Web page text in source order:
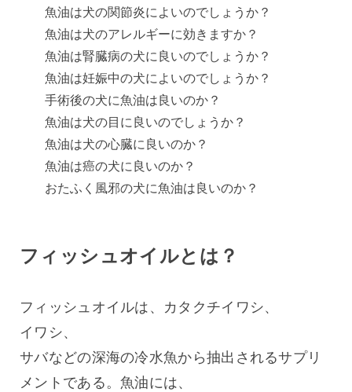
魚油は犬の関節炎によいのでしょうか？
魚油は犬のアレルギーに効きますか？
魚油は腎臓病の犬に良いのでしょうか？
魚油は妊娠中の犬によいのでしょうか？
手術後の犬に魚油は良いのか？
魚油は犬の目に良いのでしょうか？
魚油は犬の心臓に良いのか？
魚油は癌の犬に良いのか？
おたふく風邪の犬に魚油は良いのか？
フィッシュオイルとは？
フィッシュオイルは、カタクチイワシ、
イワシ、
サバなどの深海の冷水魚から抽出されるサプリ
メントである。魚油には、